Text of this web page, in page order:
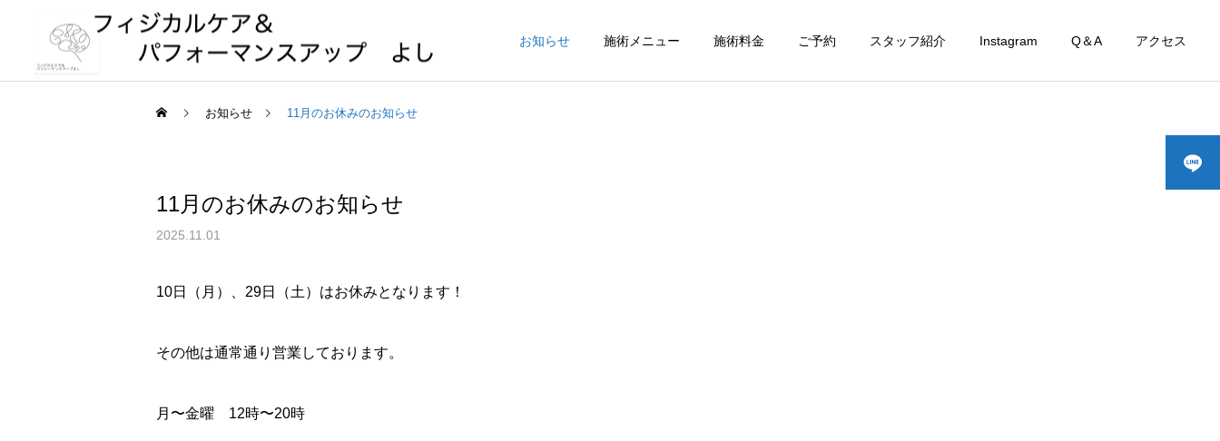
お知らせ 施術メニュー 施術料金 ご予約 スタッフ紹介 Instagram Q＆A アクセス
お知らせ 11月のお休みのお知らせ
11月のお休みのお知らせ
2025.11.01
10日（月）、29日（土）はお休みとなります！
その他は通常通り営業しております。
月〜金曜 12時〜20時